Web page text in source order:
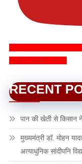
SUBSCRIBE NOW
RECENT
पान की खेती से किसान
मुख्यमंत्री डॉ. मोहन
अत्याधुनिक सांदीपनि